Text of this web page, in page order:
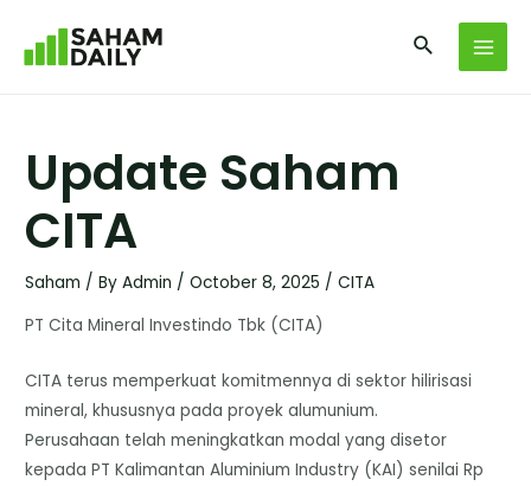
Update Saham
CITA
Saham / ByAdmin /October 8, 2025 /CITA
PT Cita Mineral Investindo Tbk (CITA)
CITA terus memperkuat komitmennya di sektor hilirisasi
mineral, khususnya pada proyek alumunium.
​Perusahaan telah meningkatkan modal yang disetor
kepada PT Kalimantan Aluminium Industry (KAI) senilai Rp